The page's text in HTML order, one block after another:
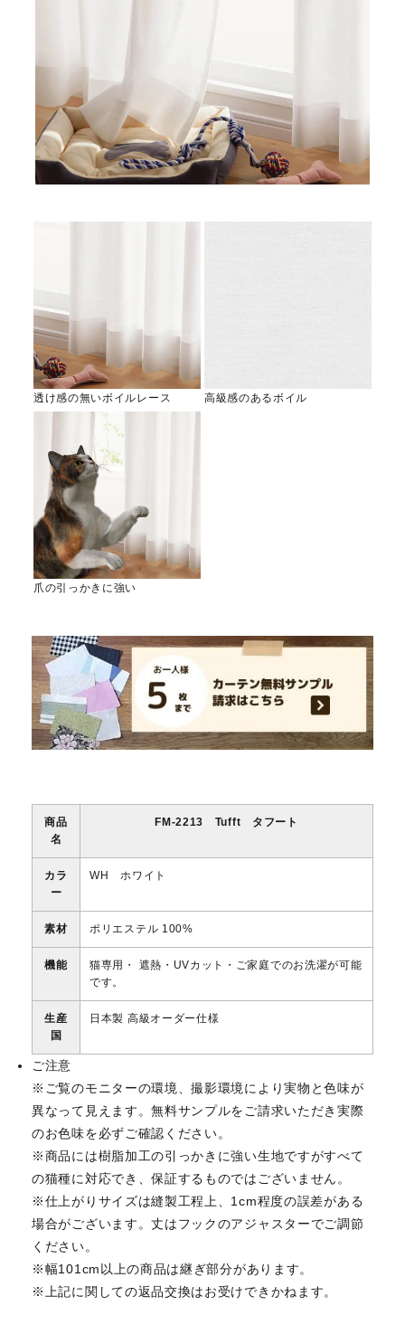
透け感の無いボイルレース 高級感のあるボイル
爪の引っかきに強い
商品
名
FM-2213 Tufft タフート
カラ
ー
WH ホワイト
素材 ポリエステル 100%
機能
猫専用・ 遮熱・UVカット・ご家庭でのお洗濯が可能
です。
生産
国
日本製 高級オーダー仕様
ご注意
※ご覧のモニターの環境、撮影環境により実物と色味が
異なって見えます。無料サンプルをご請求いただき実際
のお色味を必ずご確認ください。
※商品には樹脂加工の引っかきに強い生地ですがすべて
の猫種に対応でき、保証するものではございません。
※仕上がりサイズは縫製工程上、1cm程度の誤差がある
場合がございます。丈はフックのアジャスターでご調節
ください。
※幅101cm以上の商品は継ぎ部分があります。
※上記に関しての返品交換はお受けできかねます。